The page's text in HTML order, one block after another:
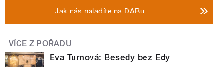
Jak nás naladíte na DABu
VÍCE Z POŘADU
Eva Turnová: Besedy bez Edy